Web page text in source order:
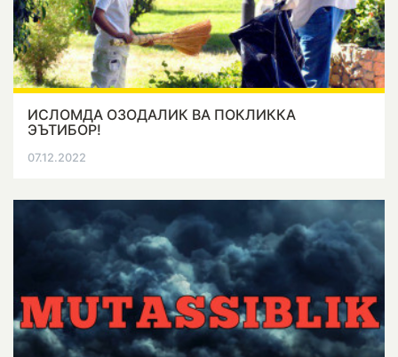
ИСЛОМДА ОЗОДАЛИК ВА ПОКЛИККА
ЭЪТИБОР!
07.12.2022